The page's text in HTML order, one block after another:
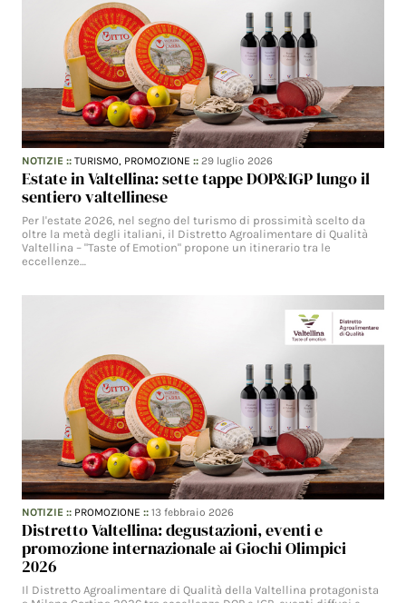
NOTIZIE ::TURISMO, PROMOZIONE ::29 luglio 2026
Estate in Valtellina: sette tappe DOP&IGP lungo il
sentiero valtellinese
Per l'estate 2026, nel segno del turismo di prossimità scelto da
oltre la metà degli italiani, il Distretto Agroalimentare di Qualità
Valtellina – "Taste of Emotion" propone un itinerario tra le
eccellenze…
NOTIZIE :: PROMOZIONE ::13 febbraio 2026
Distretto Valtellina: degustazioni, eventi e
promozione internazionale ai Giochi Olimpici
2026
Il Distretto Agroalimentare di Qualità della Valtellina protagonista